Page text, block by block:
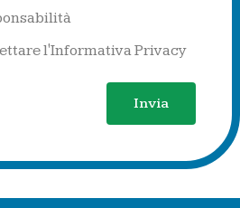
l'Informativa Privacy
Invia